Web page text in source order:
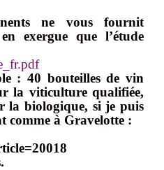
ne vous fournit
exergue que l’étude
: 40 bouteilles de vin
la viticulture qualifiée,
la biologique, si je puis
comme à Gravelotte :